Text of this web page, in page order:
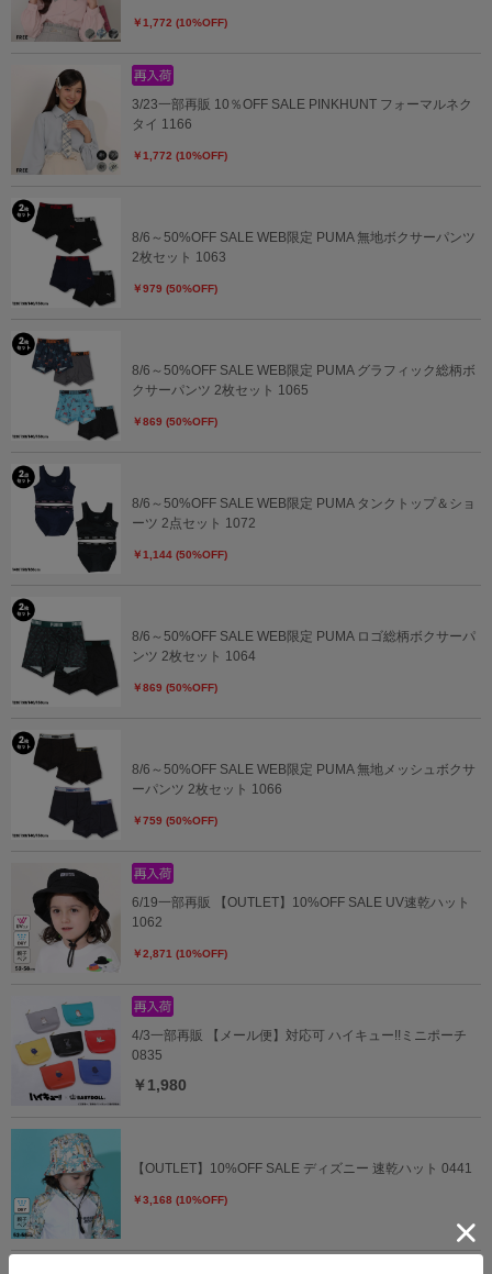
￥1,772 (10%OFF)
3/23一部再販 10％OFF SALE PINKHUNT フォーマルネク
タイ 1166
￥1,772 (10%OFF)
8/6～50%OFF SALE WEB限定 PUMA 無地ボクサーパンツ
2枚セット 1063
￥979 (50%OFF)
8/6～50%OFF SALE WEB限定 PUMA グラフィック総柄ボ
クサーパンツ 2枚セット 1065
￥869 (50%OFF)
8/6～50%OFF SALE WEB限定 PUMA タンクトップ＆ショ
ーツ 2点セット 1072
￥1,144 (50%OFF)
8/6～50%OFF SALE WEB限定 PUMA ロゴ総柄ボクサーパ
ンツ 2枚セット 1064
￥869 (50%OFF)
8/6～50%OFF SALE WEB限定 PUMA 無地メッシュボクサ
ーパンツ 2枚セット 1066
￥759 (50%OFF)
6/19一部再販 【OUTLET】10%OFF SALE UV速乾ハット
1062
￥2,871 (10%OFF)
4/3一部再販 【メール便】対応可 ハイキュー!!ミニポーチ
0835
￥1,980
【OUTLET】10%OFF SALE ディズニー 速乾ハット 0441
￥3,168 (10%OFF)